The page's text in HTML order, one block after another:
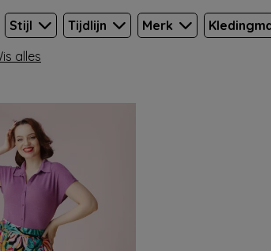
Stijl Tijdlijn Merk
alles